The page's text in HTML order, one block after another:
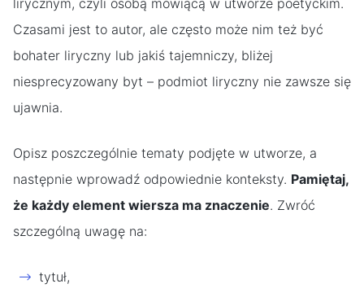
lirycznym, czyli osobą mówiącą w utworze poetyckim.
Czasami jest to autor, ale często może nim też być
bohater liryczny lub jakiś tajemniczy, bliżej
niesprecyzowany byt – podmiot liryczny nie zawsze się
ujawnia.
Opisz poszczególnie tematy podjęte w utworze, a
następnie wprowadź odpowiednie konteksty. Pamiętaj,
że każdy element wiersza ma znaczenie. Zwróć
szczególną uwagę na:
tytuł,